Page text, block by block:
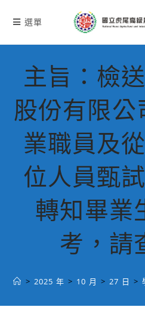
選單
主旨：檢
股份有限
業職員及
位人員甄
轉知畢業
考，請
> 2025 年 > 10 月 > 27 日 >